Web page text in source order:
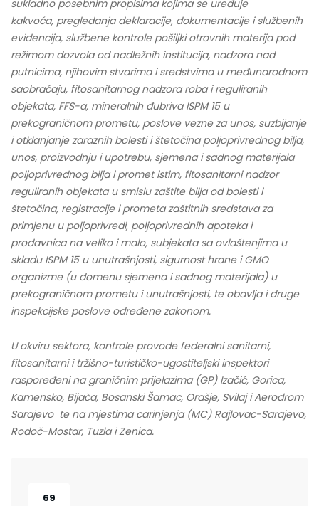
sukladno posebnim propisima kojima se uređuje
kakvoća, pregledanja deklaracije, dokumentacije i službenih
evidencija, službene kontrole pošiljki otrovnih materija pod
režimom dozvola od nadležnih institucija, nadzora nad
putnicima, njihovim stvarima i sredstvima u međunarodnom
saobraćaju, fitosanitarnog nadzora roba i reguliranih
objekata, FFS-a, mineralnih đubriva ISPM 15 u
prekograničnom prometu, poslove vezne za unos, suzbijanje
i otklanjanje zaraznih bolesti i štetočina poljoprivrednog bilja,
unos, proizvodnju i upotrebu, sjemena i sadnog materijala
poljoprivrednog bilja i promet istim, fitosanitarni nadzor
reguliranih objekata u smislu zaštite bilja od bolesti i
štetočina, registracije i prometa zaštitnih sredstava za
primjenu u poljoprivredi, poljoprivrednih apoteka i
prodavnica na veliko i malo, subjekata sa ovlaštenjima u
skladu ISPM 15 u unutrašnjosti, sigurnost hrane i GMO
organizme (u domenu sjemena i sadnog materijala) u
prekograničnom prometu i unutrašnjosti, te obavlja i druge
inspekcijske poslove određene zakonom.
U okviru sektora, kontrole provode federalni sanitarni,
fitosanitarni i tržišno-turističko-ugostiteljski inspektori
raspoređeni na graničnim prijelazima (GP) Izačić, Gorica,
Kamensko, Bijača, Bosanski Šamac, Orašje, Svilaj i Aerodrom
Sarajevo te na mjestima carinjenja (MC) Rajlovac-Sarajevo,
Rodoč-Mostar, Tuzla i Zenica.
69